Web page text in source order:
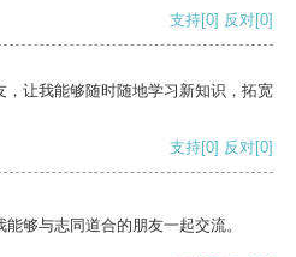
支持[0] 反对[0]
让我能够随时随地学习新知识，拓宽
支持[0] 反对[0]
够与志同道合的朋友一起交流。